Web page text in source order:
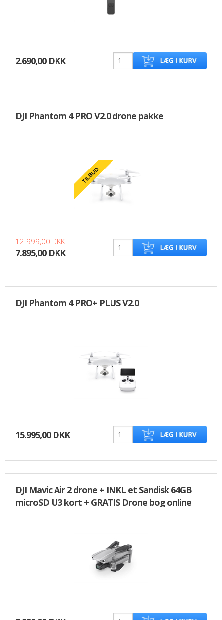
2.690,00 DKK
DJI Phantom 4 PRO V2.0 drone pakke
12.999,00 DKK
7.895,00 DKK
DJI Phantom 4 PRO+ PLUS V2.0
15.995,00 DKK
DJI Mavic Air 2 drone + INKL et Sandisk 64GB
microSD U3 kort + GRATIS Drone bog online